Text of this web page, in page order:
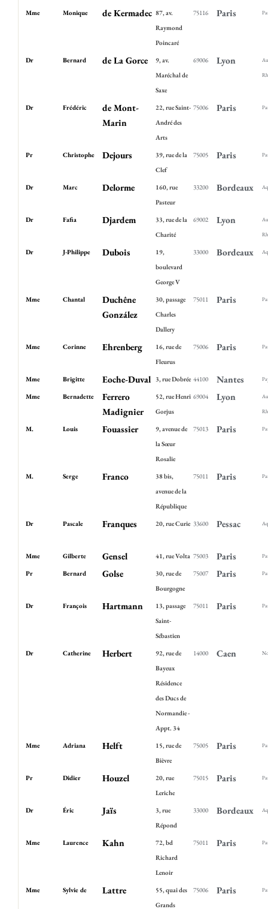
Mme Monique de Kermadec 87, av.
Raymond
Poincaré
75116 Paris
Dr Bernard de La Gorce
9, av.
Maréchal de
Saxe
69006 Lyon
Dr Frédéric
de Mont-
Marin
22, rue Saint-
André des
Arts
75006 Paris
Pr Christophe Dejours
39, rue de la
Clef
75005 Paris
Dr Marc Delorme
160, rue
Pasteur
33200 Bordeaux
Dr Fafia Djardem
33, rue de la
Charité
69002 Lyon
Dr J-Philippe Dubois
19,
boulevard
George V
33000 Bordeaux
Mme Chantal
Duchêne
González
30, passage
Charles
Dallery
75011 Paris
Mme Corinne Ehrenberg
16, rue de
Fleurus
75006 Paris
Mme Brigitte Eoche-Duval 3, rue Dobrée 44100 Nantes
Mme Bernadette
Ferrero
Madignier
52, rue Henri
Gorjus
69004 Lyon
M. Louis Fouassier
9, avenue de
la Sœur
Rosalie
75013 Paris
M. Serge Franco
38 bis,
avenue de la
République
75011 Paris
Dr Pascale Franques 20, rue Curie 33600 Pessac
Mme Gilberte Gensel 41, rue Volta 75003 Paris
Pr Bernard Golse
30, rue de
Bourgogne
75007 Paris
Dr François Hartmann
13, passage
Saint-
Sébastien
75011 Paris
Dr Catherine Herbert
92, rue de
Bayeux
Résidence
des Ducs de
Normandie -
Appt. 34
14000 Caen
Mme Adriana Helft
15, rue de
Bièvre
75005 Paris
Pr Didier Houzel
20, rue
Leriche
75015 Paris
Dr Éric Jaïs
3, rue
Répond
33000 Bordeaux
Mme Laurence Kahn
72, bd
Richard
Lenoir
75011 Paris
Mme Sylvie de Lattre
55, quai des
Grands
75006 Paris